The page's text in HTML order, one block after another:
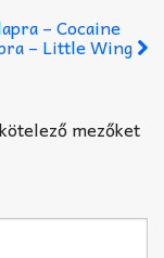
– Cocaine
– Little Wing
mezőket